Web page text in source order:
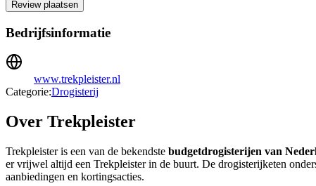
Review plaatsen
Bedrijfsinformatie
www.trekpleister.nl
Categorie:Drogisterij
Over Trekpleister
Trekpleister is een van de bekendste budgetdrogisterijen van
er vrijwel altijd een Trekpleister in de buurt. De drogisterijketen
aanbiedingen en kortingsacties.